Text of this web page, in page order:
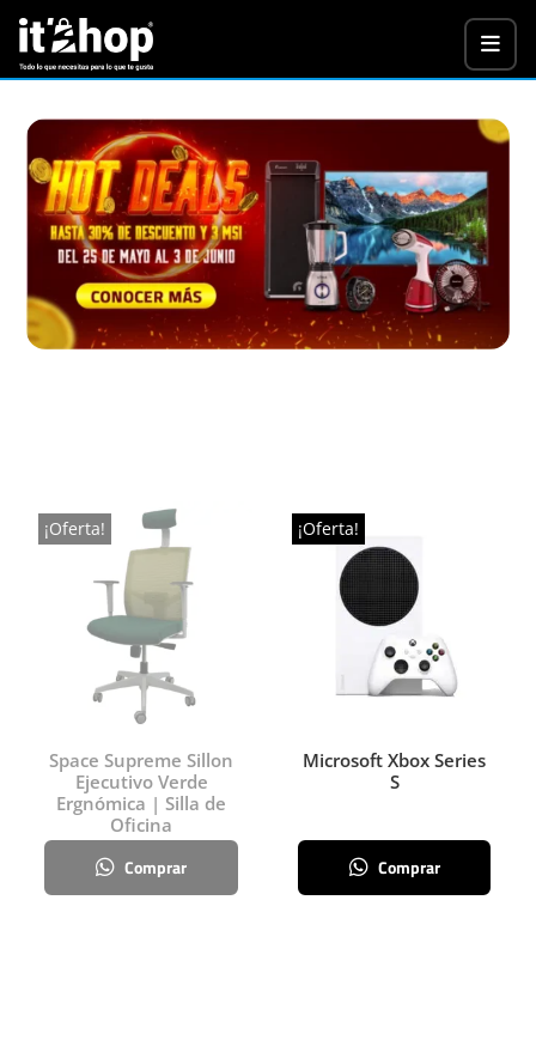
¡Oferta!
Space Supreme Sillon
Ejecutivo Verde
Ergnómica | Silla de
Oficina
Comprar
¡Oferta!
Microsoft Xbox Series
S
Comprar